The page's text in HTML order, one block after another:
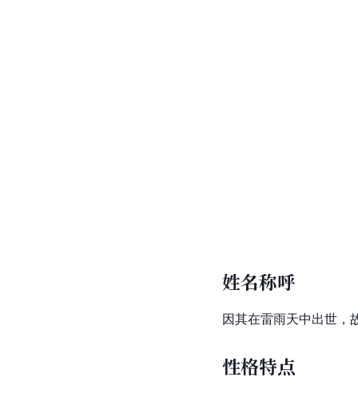
姓名称呼
因其在雷雨天中出世，
性格特点